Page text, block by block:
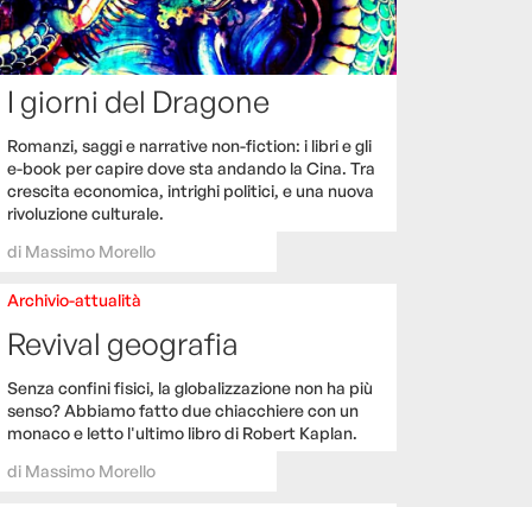
I giorni del Dragone
Romanzi, saggi e narrative non-fiction: i libri e gli
e-book per capire dove sta andando la Cina. Tra
crescita economica, intrighi politici, e una nuova
rivoluzione culturale.
di Massimo Morello
Archivio-attualità
Revival geografia
Senza confini fisici, la globalizzazione non ha più
senso? Abbiamo fatto due chiacchiere con un
monaco e letto l'ultimo libro di Robert Kaplan.
di Massimo Morello